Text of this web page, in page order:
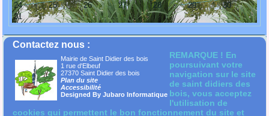
24
25 26 27 28 29
30
31
Contactez nous :
Mairie de Saint Didier des bois
1 rue d'Elbeuf
27370 Saint Didier des bois
Plan du site
Accessibilité
Designed By Jubaro Informatique
REMARQUE ! En
poursuivant votre
navigation sur le site
de saint didiers des
bois, vous acceptez
l'utilisation de
cookies qui permettent le bon fonctionnement du site et